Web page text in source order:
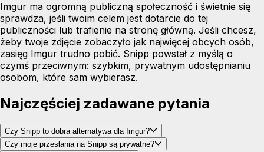
Imgur ma ogromną publiczną społeczność i świetnie się
sprawdza, jeśli twoim celem jest dotarcie do tej
publiczności lub trafienie na stronę główną. Jeśli chcesz,
żeby twoje zdjęcie zobaczyło jak najwięcej obcych osób,
zasięg Imgur trudno pobić. Snipp powstał z myślą o
czymś przeciwnym: szybkim, prywatnym udostępnianiu
osobom, które sam wybierasz.
Najczęściej zadawane pytania
Czy Snipp to dobra alternatywa dla Imgur?
Czy moje przesłania na Snipp są prywatne?